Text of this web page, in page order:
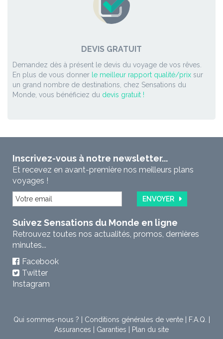
DEVIS GRATUIT
Demandez dès à présent le devis du voyage de vos rêves.
En plus de vous donner le meilleur rapport qualité/prix sur
un grand nombre de destinations, chez Sensations du
Monde, vous bénéficiez du devis gratuit !
Inscrivez-vous à notre newsletter...
Et recevez en avant-première nos meilleurs plans
voyages !
ENVOYER
Suivez Sensations du Monde en ligne
Retrouvez toutes nos actualités, promos, dernières
minutes...
Facebook
Twitter
Instagram
Qui sommes-nous ? Conditions générales de vente| F.A.Q.
Assurances
Garanties Plan du site